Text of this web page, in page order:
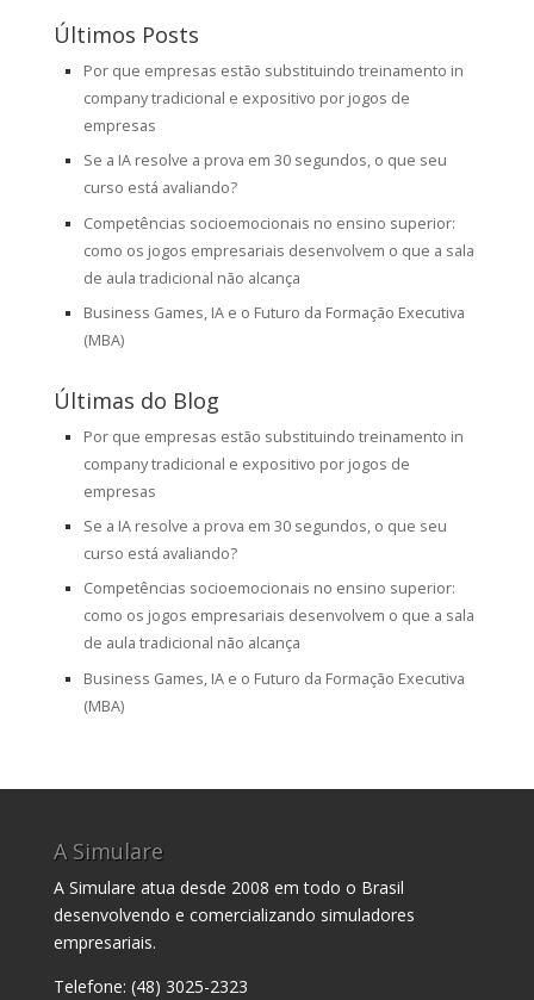
Últimos Posts
Por que empresas estão substituindo treinamento in
company tradicional e expositivo por jogos de
empresas
Se a IA resolve a prova em 30 segundos, o que seu
curso está avaliando?
Competências socioemocionais no ensino superior:
como os jogos empresariais desenvolvem o que a sala
de aula tradicional não alcança
Business Games, IA e o Futuro da Formação Executiva
(MBA)
Últimas do Blog
Por que empresas estão substituindo treinamento in
company tradicional e expositivo por jogos de
empresas
Se a IA resolve a prova em 30 segundos, o que seu
curso está avaliando?
Competências socioemocionais no ensino superior:
como os jogos empresariais desenvolvem o que a sala
de aula tradicional não alcança
Business Games, IA e o Futuro da Formação Executiva
(MBA)
A Simulare
A Simulare atua desde 2008 em todo o Brasil
desenvolvendo e comercializando simuladores
empresariais.
Telefone: (48) 3025-2323